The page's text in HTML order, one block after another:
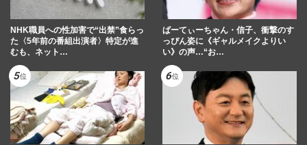
NHK職員への性加害で“出禁”食らっ
た〈5年前の番組出演者〉特定が進
むも、ネット…
ぱーてぃーちゃん・信子、衝撃のす
っぴん姿に《ギャルメイクよりい
い》の声…“お…